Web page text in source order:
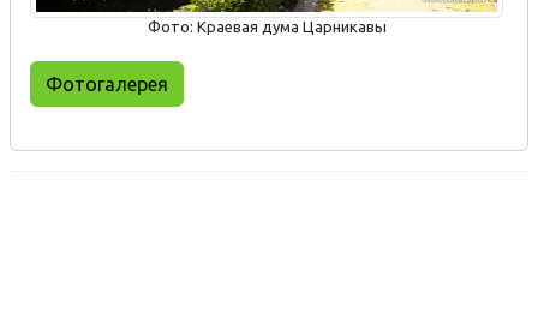
Фото: Краевая дума Царникавы
Фотогалерея